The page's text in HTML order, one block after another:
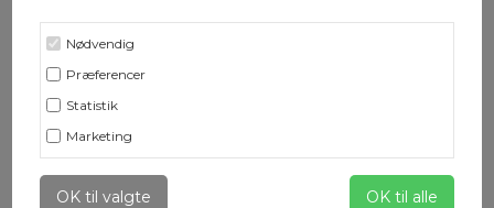
Nødvendig
Præferencer
Statistik
Marketing
OK til valgte OK til alle